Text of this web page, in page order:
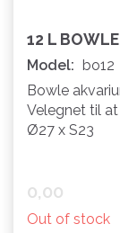
12 L
Model:
bo12
Bowle
Velegnet til
Ø27 x S23
0,00
Out of stock